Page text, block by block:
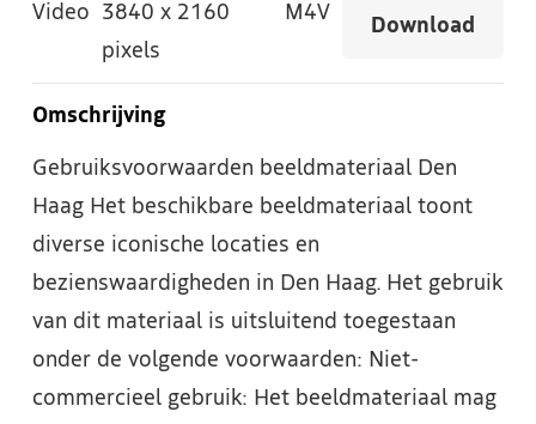
Video 3840 x 2160
pixels
M4V
Download
Omschrijving
Gebruiksvoorwaarden beeldmateriaal Den
Haag Het beschikbare beeldmateriaal toont
diverse iconische locaties en
bezienswaardigheden in Den Haag. Het gebruik
van dit materiaal is uitsluitend toegestaan
onder de volgende voorwaarden: Niet-
commercieel gebruik: Het beeldmateriaal mag